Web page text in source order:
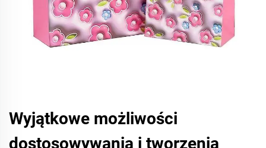
Wyjątkowe możliwości
dostosowywania i tworzenia